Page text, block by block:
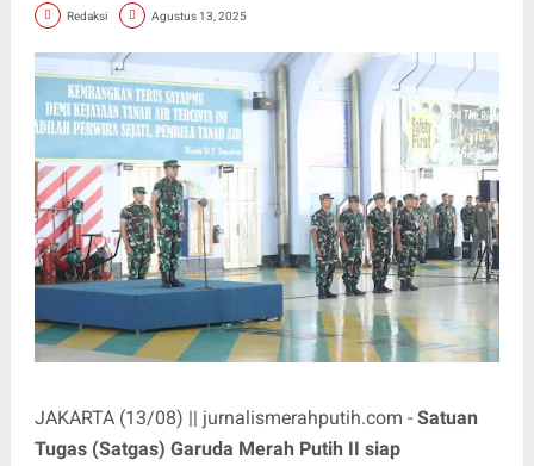
Redaksi Agustus 13, 2025
JAKARTA (13/08) || jurnalismerahputih.com - Satuan
Tugas (Satgas) Garuda Merah Putih II siap